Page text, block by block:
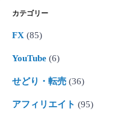
カテゴリー
FX (85)
YouTube (6)
せどり・転売 (36)
アフィリエイト (95)